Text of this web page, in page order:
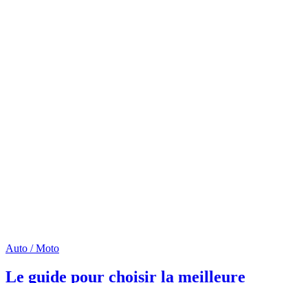
Auto / Moto
Le guide pour choisir la meilleure